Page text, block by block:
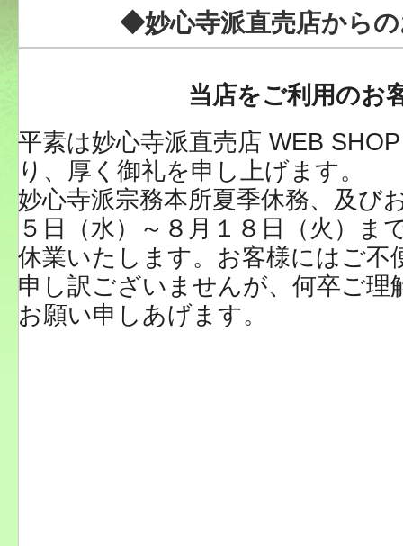
◆妙心寺派直売店から
当店をご利用のお
平素は妙心寺派直売店 WEB
り、厚く御礼を申し上げます。
妙心寺派宗務本所夏季休務、及び
５日（水）～８月１８日（火）ま
休業いたします。お客様にはご不
申し訳ございませんが、何卒ご理
お願い申しあげます。